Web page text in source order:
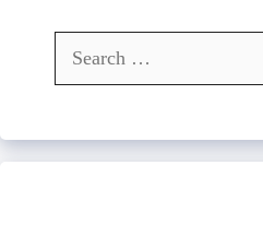
Search
for: